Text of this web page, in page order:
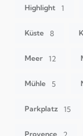
Highlight 1
Küste 8
Meer 12
Mühle 5
Parkplatz 15
Provence